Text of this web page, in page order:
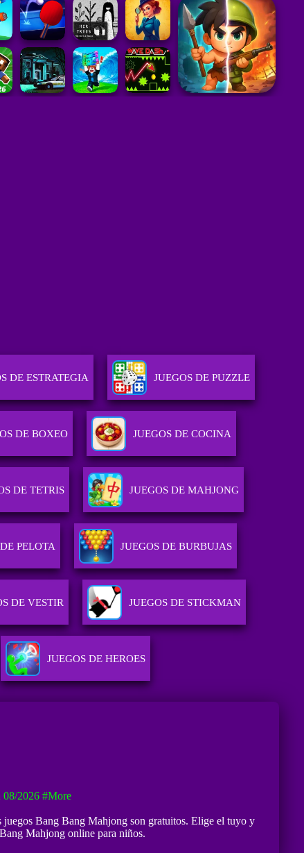
DE ESTRATEGIA JUEGOS DE PUZZLE
DE BOXEO JUEGOS DE COCINA
DE TETRIS JUEGOS DE MAHJONG
PELOTA JUEGOS DE BURBUJAS
DE VESTIR JUEGOS DE STICKMAN
JUEGOS DE HEROES
08/2026 #more
Bang Bang Mahjong son gratuitos. Elige el tuyo y
Mahjong online para niños.